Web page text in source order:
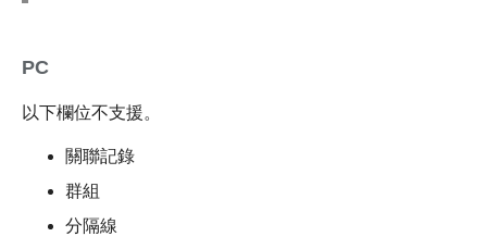
PC
以下欄位不支援。
關聯記錄
群組
分隔線